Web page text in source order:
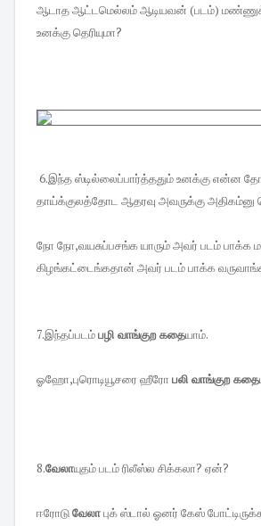
ஆடாத ஆட்டமெல்லம் ஆடியவன் (படம்)
உனக்கு தெரியுமா?
6.இந்த ஸ்டில்லைப்பார்த்ததும் உனக்கு என்ன
தாய்க்குலத்தோட ஆதரவு அவருக்கு அதிகம்னு
நோ நோ,வயசுப்பசங்க யாரும் அவர் படம் பாக்க
கிழங்கட்டைங்கதான் அவர் படம் பாக்க
7.இந்தப்படம்பழி வாங்குற கதையாம்.
ஓஹோ,புரொடியூசரை ஹீரோ பலி வாங்குற கதை
8.வேலாயுதம் படம் ரிலீஸ்ல சிக்கலா? ஏன்?
ஈரோடுவேலாபுக் ஸ்டால் ஓனர் கேஸ்